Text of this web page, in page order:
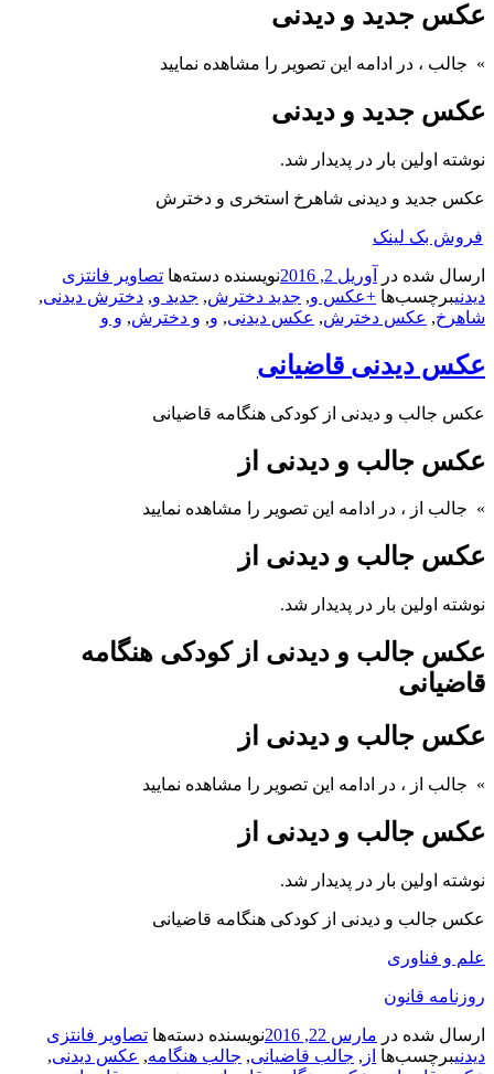
عکس جدید و دیدنی
» جالب ، در ادامه این تصویر را مشاهده نمایید
عکس جدید و دیدنی
نوشته اولین بار در پدیدار شد.
عکس جدید و دیدنی شاهرخ استخری و دخترش
فروش بک لینک
ارسال شده در آوریل 2, 2016 نویسنده دسته‌ها تصاویر فانتزی
دیدنیبرچسب‌ها +عکس و, جدید دخترش, جدید و, دخترش دیدنی,
شاهرخ, عکس دخترش, عکس دیدنی, و, و دخترش, و و
عکس دیدنی قاضیانی
عکس جالب و دیدنی از کودکی هنگامه قاضیانی
عکس جالب و دیدنی از
» جالب از ، در ادامه این تصویر را مشاهده نمایید
عکس جالب و دیدنی از
نوشته اولین بار در پدیدار شد.
عکس جالب و دیدنی از کودکی هنگامه
قاضیانی
عکس جالب و دیدنی از
» جالب از ، در ادامه این تصویر را مشاهده نمایید
عکس جالب و دیدنی از
نوشته اولین بار در پدیدار شد.
عکس جالب و دیدنی از کودکی هنگامه قاضیانی
علم و فناوری
روزنامه قانون
ارسال شده در مارس 22, 2016 نویسنده دسته‌ها تصاویر فانتزی
دیدنیبرچسب‌ها از , جالب قاضیانی, جالب هنگامه, عکس دیدنی,